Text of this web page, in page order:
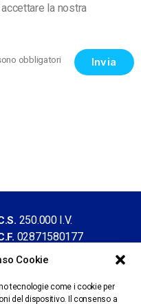
Cookie
tecnologie come i cookie per
del dispositivo. Il consenso a
la nostra
obbligatori
250.000 I.V.
02871580177
P.IVA02376900961
Albo